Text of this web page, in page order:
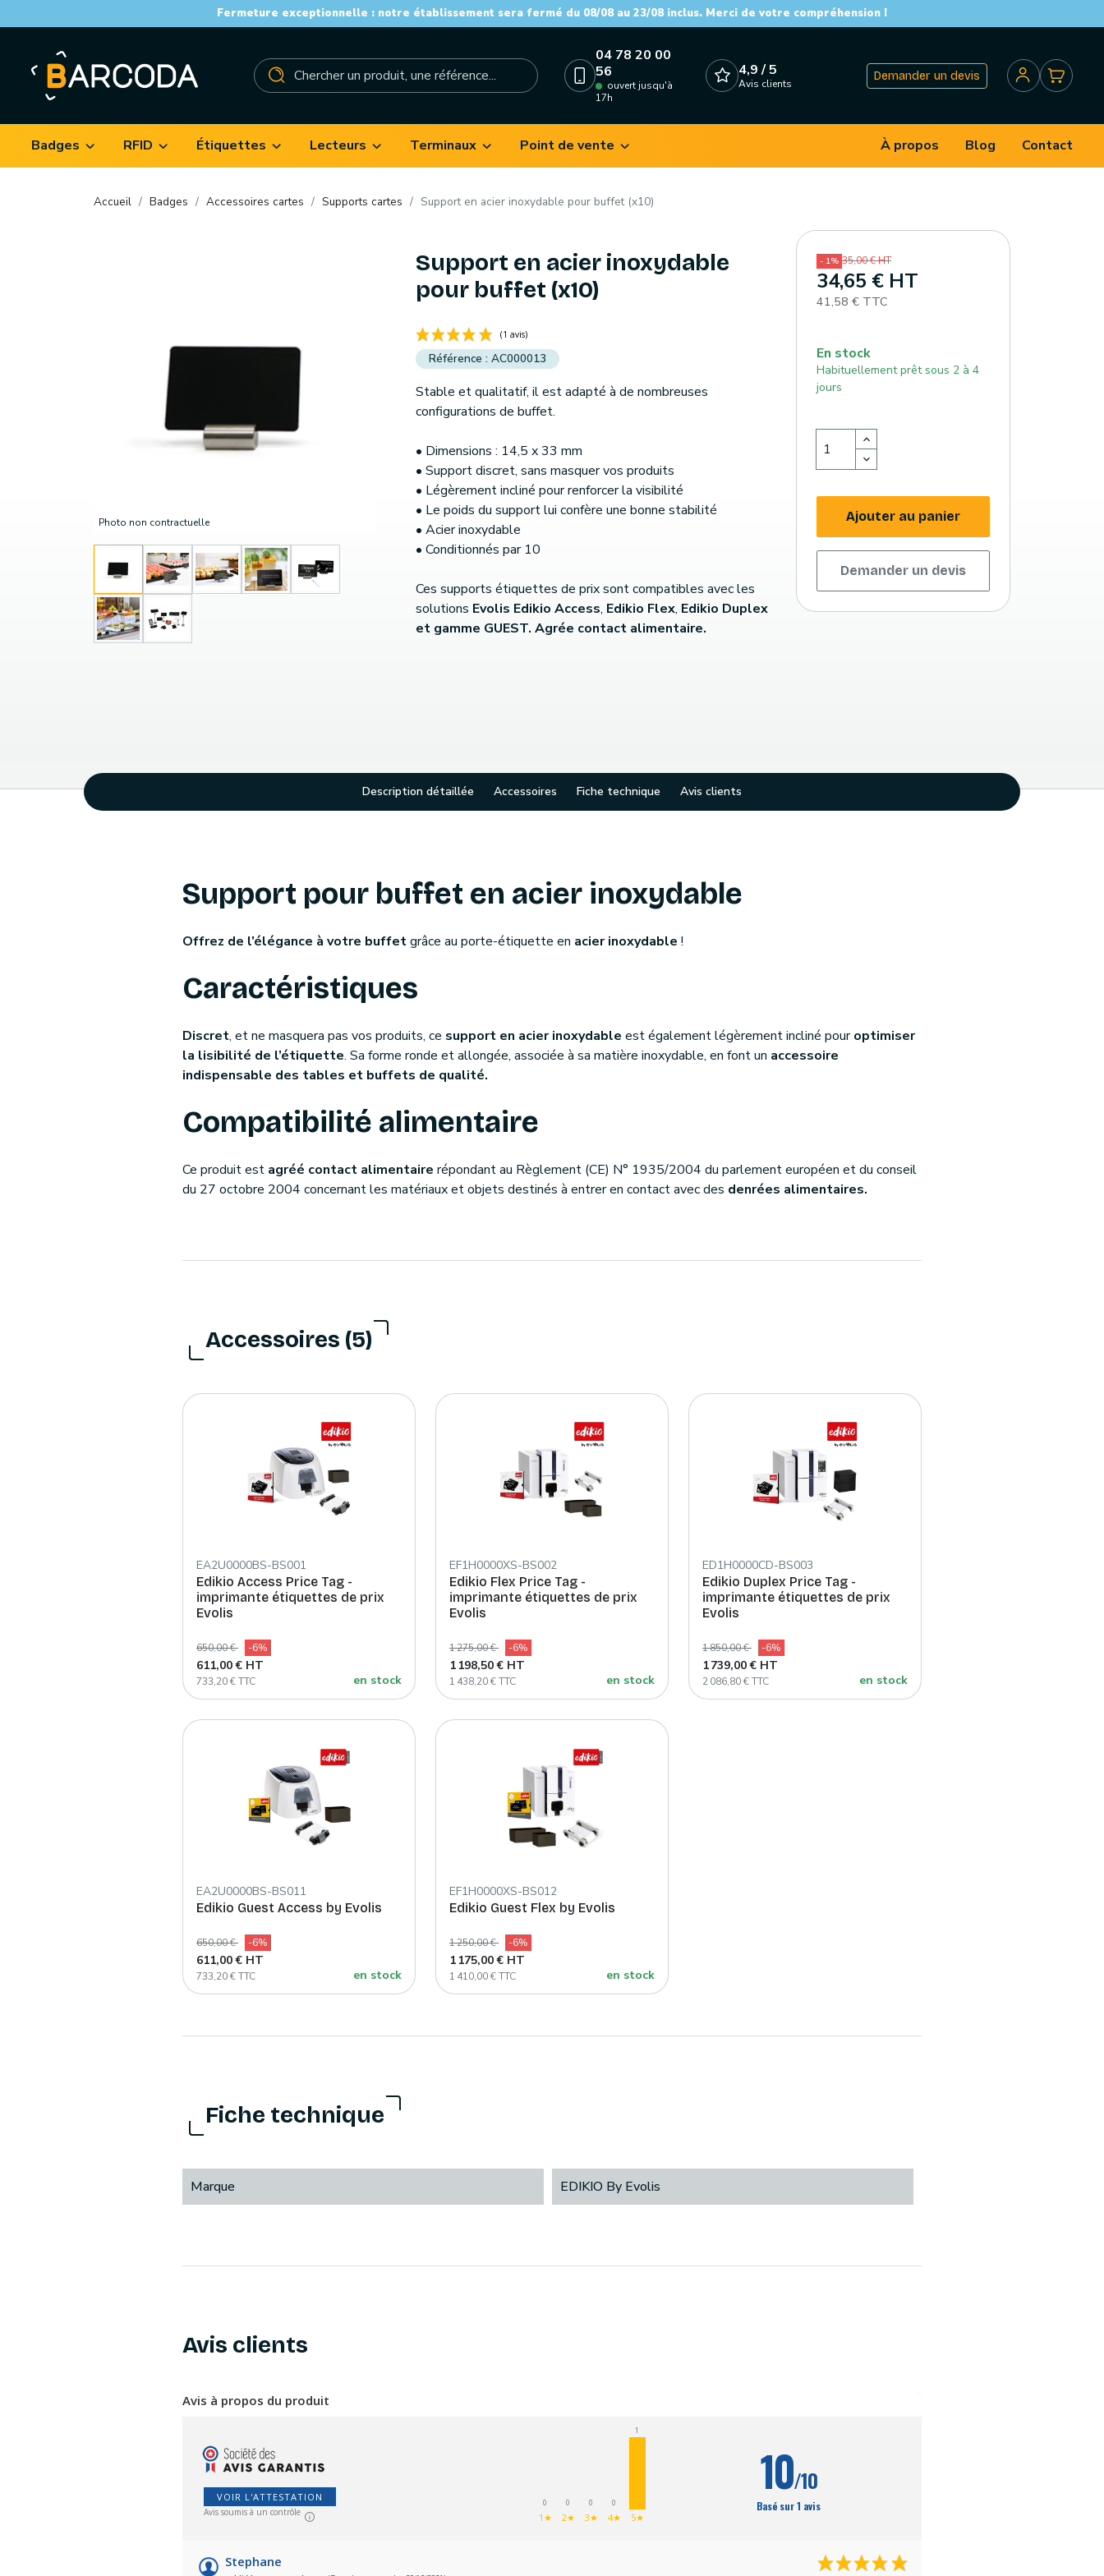
Fermeture exceptionnelle : notre établissement sera fermé du 08/08 au 23/08 inclus. Merci de votre compréhension !
04 78 20 00
56
ouvert jusqu'à
17h
4,9 / 5
Avis clients
Demander un devis
Badges RFID Étiquettes Lecteurs Terminaux Point de vente À propos Blog Contact
Accueil Badges Accessoires cartes Supports cartes Support en acier inoxydable pour buffet (x10)
Photo non contractuelle
Support en acier inoxydable
pour buffet (x10)
(1 avis)
AC000013
Stable et qualitatif, il est adapté à de nombreuses
configurations de buffet.
• Dimensions : 14,5 x 33 mm
• Support discret, sans masquer vos produits
• Légèrement incliné pour renforcer la visibilité
• Le poids du support lui confère une bonne stabilité
• Acier inoxydable
• Conditionnés par 10
Ces supports étiquettes de prix sont compatibles avec les
solutions Evolis Edikio Access, Edikio Flex, Edikio Duplex
et gamme GUEST. Agrée contact alimentaire.
- 1% 35,00 € HT
34,65 € HT
41,58 € TTC
En stock
Habituellement prêt sous 2 à 4
jours
Ajouter au panier
Demander un devis
Description détaillée Accessoires Fiche technique Avis clients
Support pour buffet en acier inoxydable
Offrez de l’élégance à votre buffetgrâce au porte-étiquette en acier inoxydable !
Caractéristiques
Discret, et ne masquera pas vos produits, ce support en acier inoxydable est également légèrement incliné pouroptimiser
la lisibilité de l’étiquette. Sa forme ronde et allongée, associée à sa matière inoxydable, en font un accessoire
indispensable des tables et buffets de qualité.
Compatibilité alimentaire
Ce produit est agréé contact alimentaire répondant au Règlement (CE) N° 1935/2004 du parlement européen et du conseil
du 27 octobre 2004 concernant les matériaux et objets destinés à entrer en contact avec des denrées alimentaires.
Accessoires (5)
EA2U0000BS-BS001
Edikio Access Price Tag -
imprimante étiquettes de prix
Evolis
650,00 € -6%
611,00 € HT
733,20 € TTC en stock
EF1H0000XS-BS002
Edikio Flex Price Tag -
imprimante étiquettes de prix
Evolis
1 275,00 € -6%
1 198,50 € HT
1 438,20 € TTC en stock
ED1H0000CD-BS003
Edikio Duplex Price Tag -
imprimante étiquettes de prix
Evolis
1 850,00 € -6%
1 739,00 € HT
2 086,80 € TTC en stock
EA2U0000BS-BS011
Edikio Guest Access by Evolis
650,00 € -6%
611,00 € HT
733,20 € TTC en stock
EF1H0000XS-BS012
Edikio Guest Flex by Evolis
1 250,00 € -6%
1 175,00 € HT
1 410,00 € TTC en stock
Fiche technique
Marque EDIKIO By Evolis
Avis clients
Avis à propos du produit
VOIR L'ATTESTATION
Avis soumis à un contrôle
0
1★
0
2★
0
3★
0
4★
1
5★
10/10
Basé sur 1 avis
Stephane